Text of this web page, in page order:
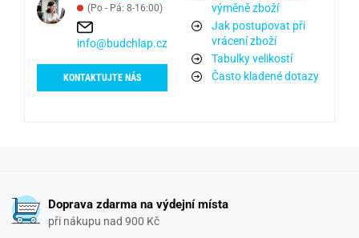
(Po - Pá: 8-16:00)
info@budchlap.cz
KONTAKTUJTE NÁS
výměně zboží
Jak postupovat při
vrácení zboží
Tabulky velikostí
Často kladené dotazy
Doprava zdarma na výdejní místa
při nákupu nad 900 Kč